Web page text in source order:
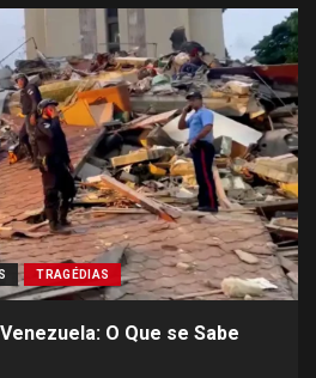
TRAGÉDIAS
O Que se Sabe